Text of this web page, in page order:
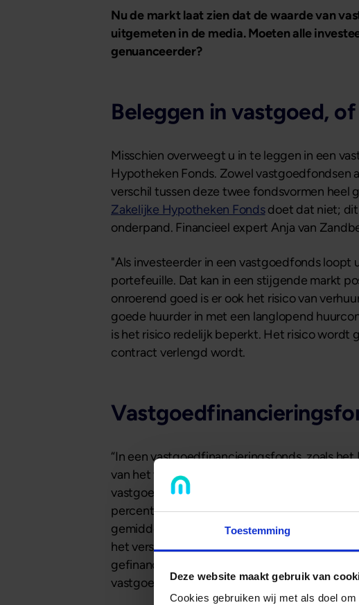
Toestemming
Deze website maakt gebruik van
Cookies gebruiken wij met als doel
Nu de markt laat zien dat de waarde van
uitgemeten in de media. Moeten alle
genuanceerder?
Beleggen in vastgoed,
Misschien overweegt u in te leggen in een
Hypotheken Fonds. Zowel vastgoedfondsen
verschil tussen deze twee fondsvormen
Zakelijke Hypotheken Fondsdoet dat niet; dit
onderpand. Financieel expert Anja van
"Als investeerder in een vastgoedfonds loopt
portefeuille. Dat kan in een stijgende markt
onroerend goed is er ook het risico van
goede huurder in met een langlopend
is het risico redelijk beperkt. Het risico wordt
contract verlengd wordt.
“In een vastgoedfinancieringsfonds, zoals
van het vastgoed voor de eigenaar van het
vastgoedfinancieringsfonds, wordt altijd
percentage van de waarde van het
gemiddeld maximaal 65% op
het verschil tussen een eigenaar van
gefinancierd. Het blijft uiteraard belangrijk
vastgoedfinancieringsfonds is weliswaar